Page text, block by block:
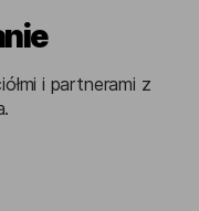
i partnerami z